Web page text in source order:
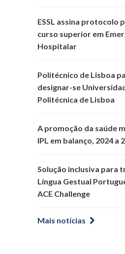
ESSL assina protocolo
curso superior em
Hospitalar
Politécnico de Lisboa
designar-se
Politécnica de Lisboa
A promoção da saúde
IPL em balanço, 2024 a
Solução inclusiva para
Língua Gestual
ACE Challenge
Mais notícias